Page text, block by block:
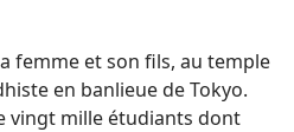
femme et son fils, au temple
en banlieue de Tokyo.
vingt mille étudiants dont